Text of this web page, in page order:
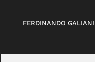
FERDINANDO GALIANI